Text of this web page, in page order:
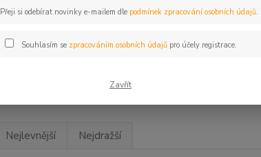
(9) Gardner (1)
Nejlevnější Nejdražší
Přeji si odebírat novinky e-mailem dle podmínek zpracování osobních údajů.
Souhlasím se zpracováním osobních údajůpro účely registrace.
Zavřít